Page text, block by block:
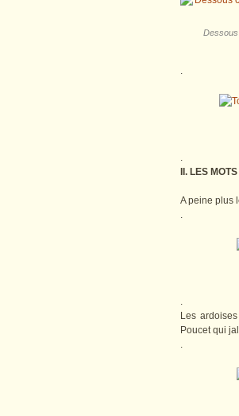
Dessous
.
.
II. LES
A peine plus
.
.
Les
Poucet qui
.